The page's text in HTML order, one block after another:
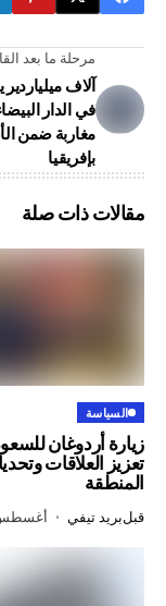
ما بعد القادم
5 آلاف ميلياردير يقيمون
الدار البيضاء وثلاثة
ضمن الأغنياء الأوائل
صلة
للسعودية:
وتحديات
أغسطس 7, 2026